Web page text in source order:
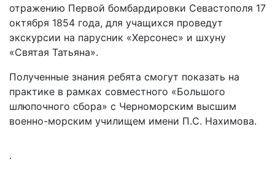
отражению Первой бомбардировки Севастополя 17
октября 1854 года, для учащихся проведут
экскурсии на парусник «Херсонес» и шхуну
«Святая Татьяна».
Полученные знания ребята смогут показать на
практике в рамках совместного «Большого
шлюпочного сбора» с Черноморским высшим
военно-морским училищем имени П.С. Нахимова.
.